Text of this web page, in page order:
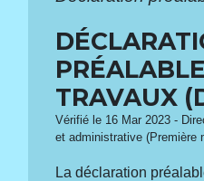
TRAVAUX
Vérifié le 16 Mar 2023 -
et administrative (Première
La déclaration